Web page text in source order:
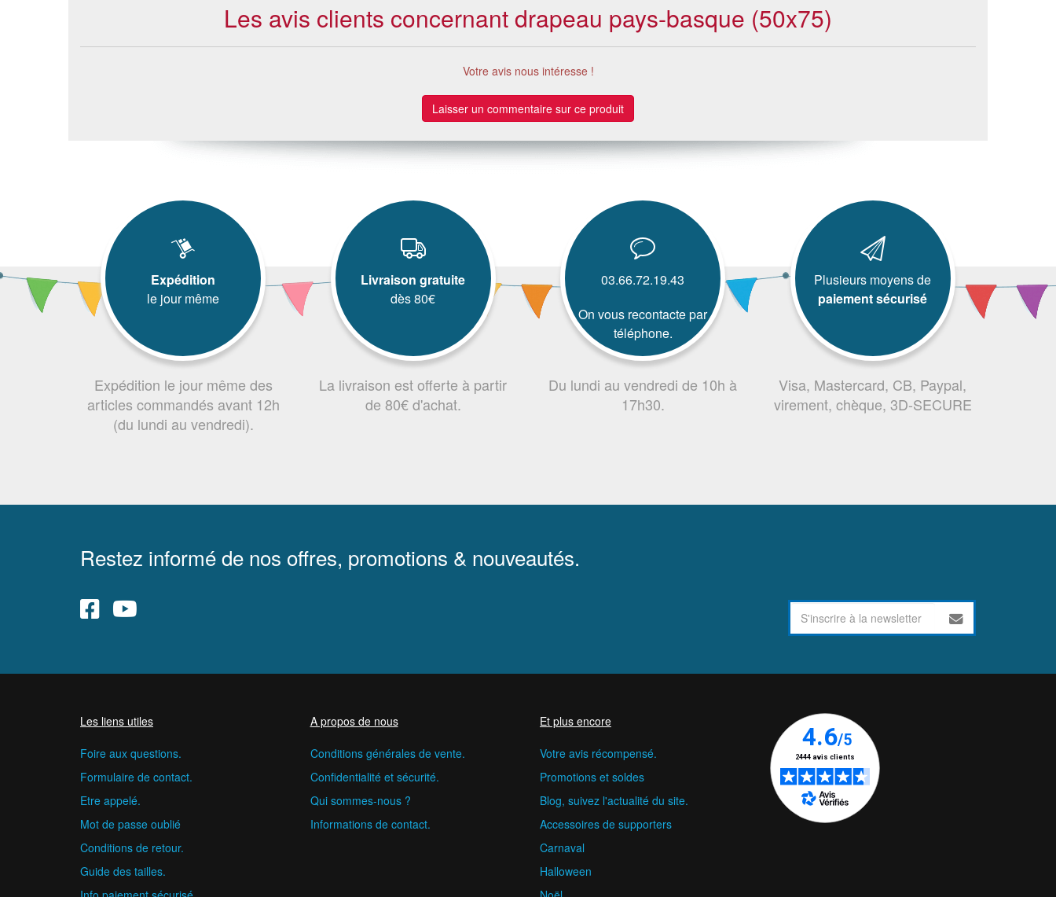
Les avis clients concernant drapeau pays-basque (50x75)
Votre avis nous intéresse !
Laisser un commentaire sur ce produit
Expédition
le jour même
Expédition le jour même des
articles commandés avant 12h
(du lundi au vendredi).
Livraison gratuite
dès 80€
La livraison est offerte à partir
de 80€ d'achat.
03.66.72.19.43
On vous recontacte par
téléphone.
Du lundi au vendredi de 10h à
17h30.
Plusieurs moyens de
paiement sécurisé
Visa, Mastercard, CB, Paypal,
virement, chèque, 3D-SECURE
Restez informé de nos offres, promotions & nouveautés.
Les liens utiles
Foire aux questions.
Formulaire de contact.
Etre appelé.
Mot de passe oublié
Conditions de retour.
Guide des tailles.
A propos de nous
Conditions générales de vente.
Confidentialité et sécurité.
Qui sommes-nous ?
Informations de contact.
Et plus encore
Votre avis récompensé.
Promotions et soldes
Blog, suivez l'actualité du site.
Accessoires de supporters
Carnaval
Halloween